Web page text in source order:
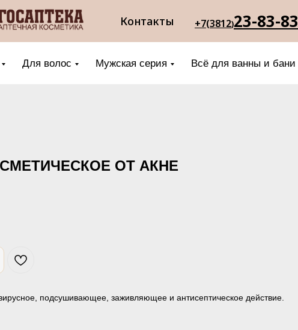
Контакты +7(3812)23-83-83
Для волос Мужская серия Всё для ванны и бани
ОТ АКНЕ
подсушивающее, заживляющее и антисептическое действие.